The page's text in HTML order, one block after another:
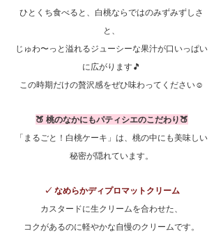
ひとくち食べると、白桃ならではのみずみずしさ
と、
じゅわ〜っと溢れるジューシーな果汁が口いっぱい
に広がります🎵
この時期だけの贅沢感をぜひ味わってください☺
🍑 桃のなかにもパティシエのこだわり🍑
「まるごと！白桃ケーキ」は、桃の中にも美味しい
秘密が隠れています。
✓ なめらかディプロマットクリーム
カスタードに生クリームを合わせた、
コクがあるのに軽やかな自慢のクリームです。